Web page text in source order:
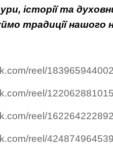
історії та
традиції нашого
reel/
reel/
reel/
reel/